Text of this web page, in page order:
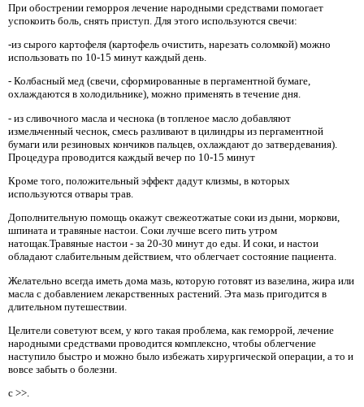
При обострении геморроя лечение народными средствами помогает
успокоить боль, снять приступ. Для этого используются свечи:
-из сырого картофеля (картофель очистить, нарезать соломкой) можно
использовать по 10-15 минут каждый день.
- Колбасный мед (свечи, сформированные в пергаментной бумаге,
охлаждаются в холодильнике), можно применять в течение дня.
- из сливочного масла и чеснока (в топленое масло добавляют
измельченный чеснок, смесь разливают в цилиндры из пергаментной
бумаги или резиновых кончиков пальцев, охлаждают до затвердевания).
Процедура проводится каждый вечер по 10-15 минут
Кроме того, положительный эффект дадут клизмы, в которых
используются отвары трав.
Дополнительную помощь окажут свежеотжатые соки из дыни, моркови,
шпината и травяные настои. Соки лучше всего пить утром
натощак.Травяные настои - за 20-30 минут до еды. И соки, и настои
обладают слабительным действием, что облегчает состояние пациента.
Желательно всегда иметь дома мазь, которую готовят из вазелина, жира или
масла с добавлением лекарственных растений. Эта мазь пригодится в
длительном путешествии.
Целители советуют всем, у кого такая проблема, как геморрой, лечение
народными средствами проводится комплексно, чтобы облегчение
наступило быстро и можно было избежать хирургической операции, а то и
вовсе забыть о болезни.
с >>.